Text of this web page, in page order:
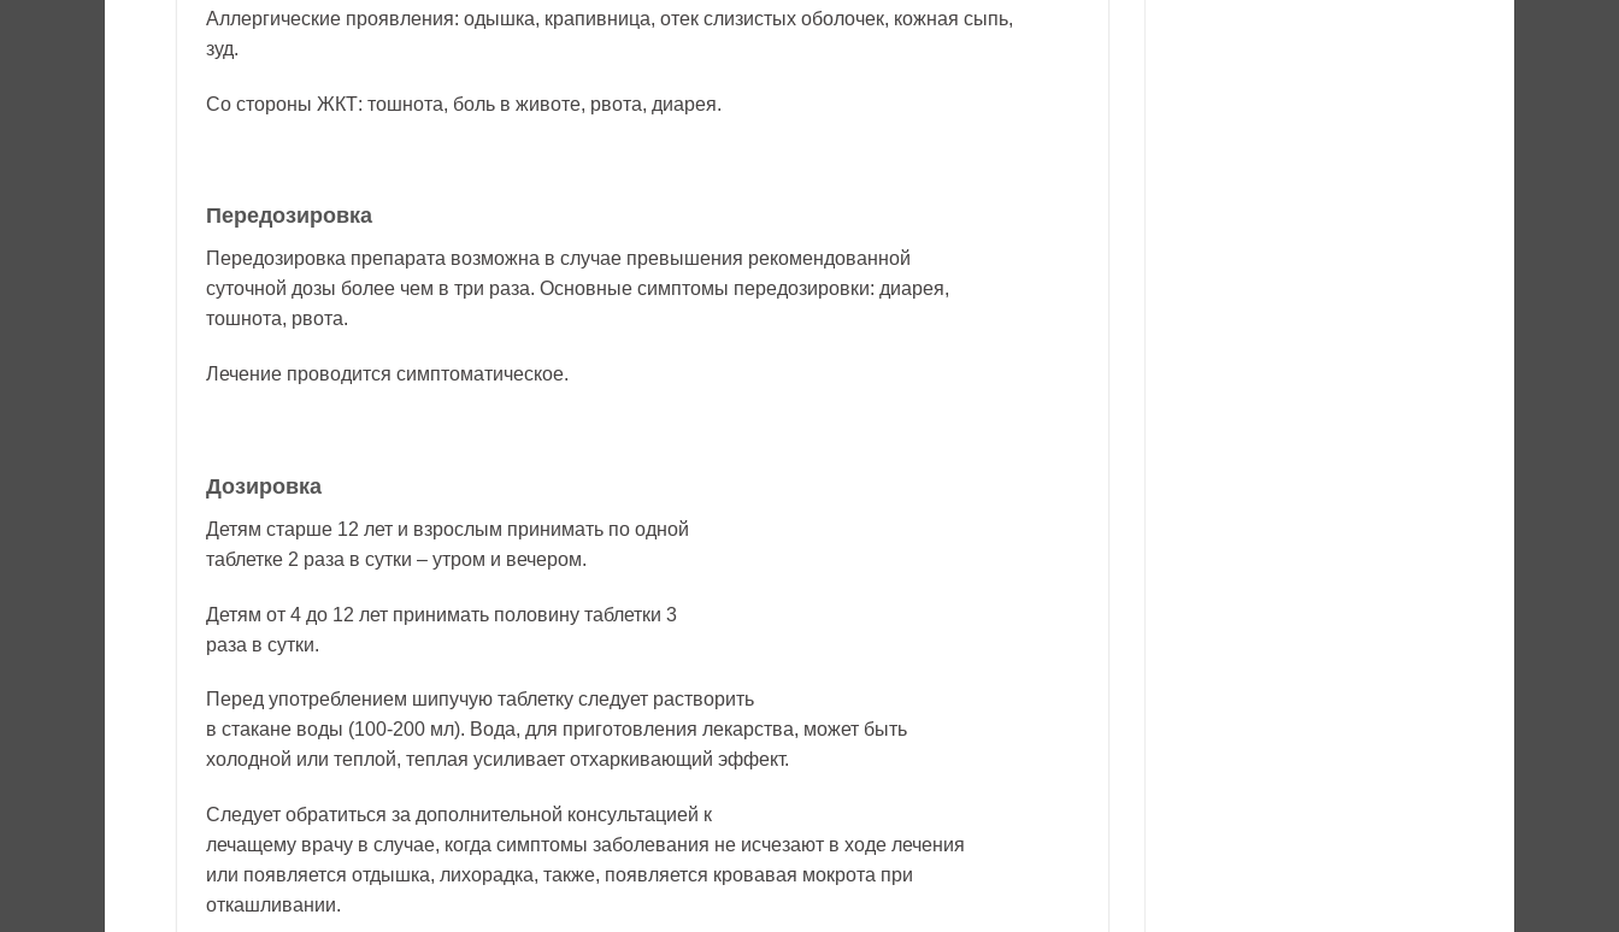
Аллергические проявления: одышка, крапивница, отек слизистых оболочек, кожная сыпь,
зуд.
Со стороны ЖКТ: тошнота, боль в животе, рвота, диарея.
Передозировка
Передозировка препарата возможна в случае превышения рекомендованной
суточной дозы более чем в три раза. Основные симптомы передозировки: диарея,
тошнота, рвота.
Лечение проводится симптоматическое.
Дозировка
Детям старше 12 лет и взрослым принимать по одной
таблетке 2 раза в сутки – утром и вечером.
Детям от 4 до 12 лет принимать половину таблетки 3
раза в сутки.
Перед употреблением шипучую таблетку следует растворить
в стакане воды (100-200 мл). Вода, для приготовления лекарства, может быть
холодной или теплой, теплая усиливает отхаркивающий эффект.
Следует обратиться за дополнительной консультацией к
лечащему врачу в случае, когда симптомы заболевания не исчезают в ходе лечения
или появляется отдышка, лихорадка, также, появляется кровавая мокрота при
откашливании.